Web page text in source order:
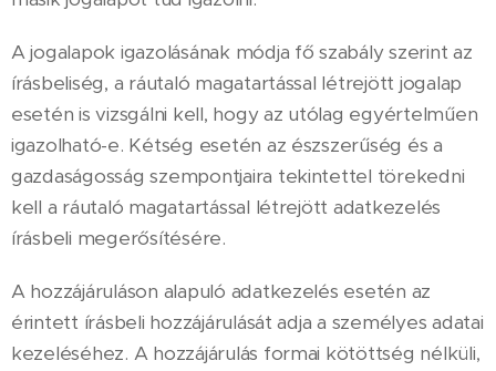
A jogalapok igazolásának módja fő szabály szerint az
írásbeliség, a ráutaló magatartással létrejött jogalap
esetén is vizsgálni kell, hogy az utólag egyértelműen
igazolható-e. Kétség esetén az észszerűség és a
gazdaságosság szempontjaira tekintettel törekedni
kell a ráutaló magatartással létrejött adatkezelés
írásbeli megerősítésére.
A hozzájáruláson alapuló adatkezelés esetén az
érintett írásbeli hozzájárulását adja a személyes adatai
kezeléséhez. A hozzájárulás formai kötöttség nélküli,